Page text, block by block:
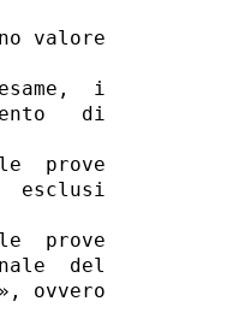
valore
i
di
prove
esclusi
prove
del
ovvero